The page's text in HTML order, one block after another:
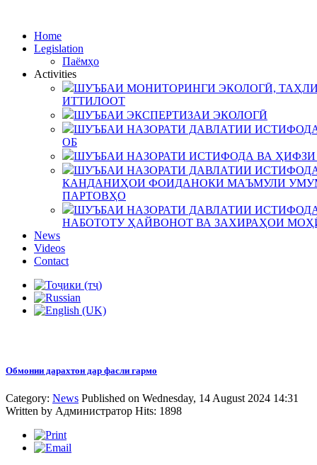
Home
Legislation
Паёмҳо
Activities
ШУЪБАИ МОНИТОРИНГИ ЭКОЛОГӢ,
ИТТИЛООТ
ШУЪБАИ ЭКСПЕРТИЗАИ ЭКОЛОГӢ
ШУЪБАИ НАЗОРАТИ ДАВЛАТИИ
ОБ
ШУЪБАИ НАЗОРАТИ ИСТИФОДА ВА
ШУЪБАИ НАЗОРАТИ ДАВЛАТИИ
КАНДАНИҲОИ ФОИДАНОКИ МАЪМУЛИ
ПАРТОВҲО
ШУЪБАИ НАЗОРАТИ ДАВЛАТИИ
НАБОТОТУ ҲАЙВОНОТ ВА ЗАХИРАҲОИ
News
Videos
Contact
Обмонии дарахтон дар фасли гармо
Category: News Published on Wednesday, 14 August 2024 14:31
Written by Администратор Hits: 1898